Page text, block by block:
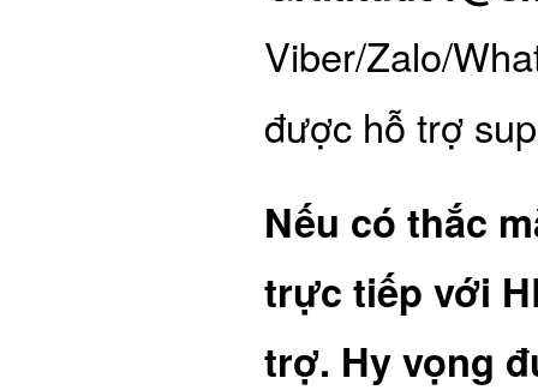
Viber/Zalo/
được hỗ trợ
Nếu có thắc
trực tiếp với
trợ. Hy vọng